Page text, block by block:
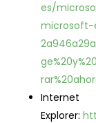
es/
Internet
Explorer: